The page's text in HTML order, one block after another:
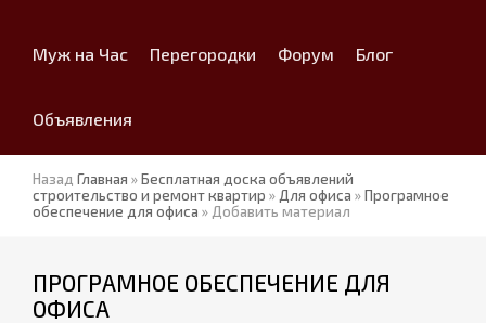
Муж на Час Перегородки Форум Блог
Объявления
Назад Главная »Бесплатная доска объявлений
строительство и ремонт квартир » Для офиса »Програмное
обеспечение для офиса » Добавить материал
ПРОГРАМНОЕ ОБЕСПЕЧЕНИЕ ДЛЯ
ОФИСА